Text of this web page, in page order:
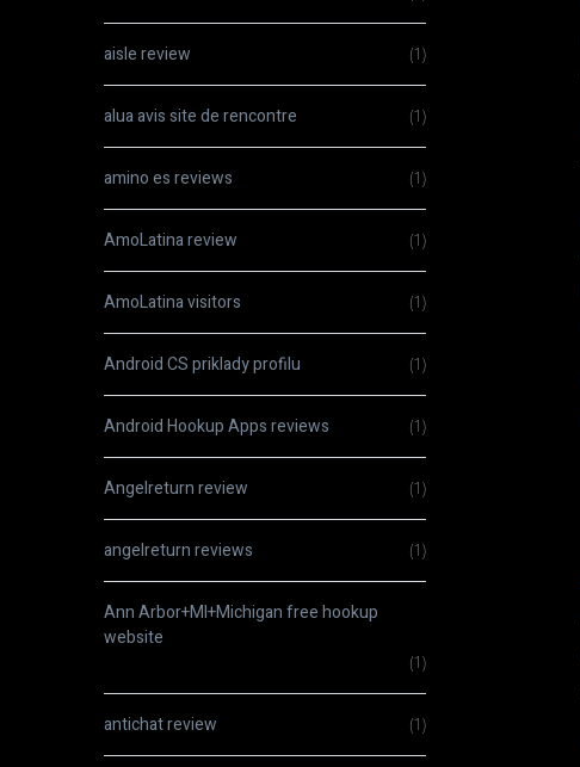
aisle review (1)
alua avis site de rencontre (1)
amino es reviews (1)
AmoLatina review (1)
AmoLatina visitors (1)
Android CS priklady profilu (1)
Android Hookup Apps reviews (1)
Angelreturn review (1)
angelreturn reviews (1)
Ann Arbor+MI+Michigan free hookup
website
(1)
antichat review (1)